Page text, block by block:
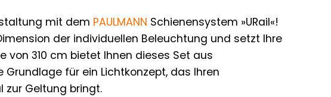
mit dem PAULMANN Schienensystem »URail«!
der individuellen Beleuchtung und setzt Ihre
von 310 cm bietet Ihnen dieses Set aus
für ein Lichtkonzept, das Ihren
zur Geltung bringt.